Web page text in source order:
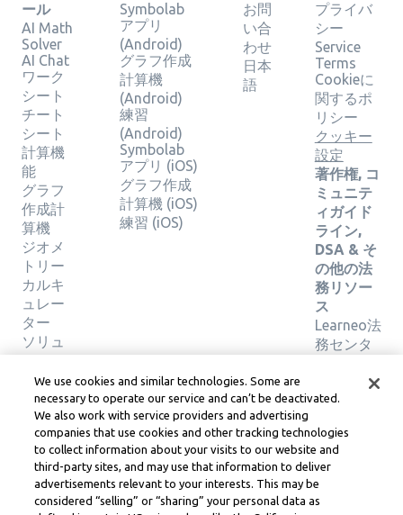
ール
AI Math
Solver
AI Chat
ワーク
シート
チート
シート
計算機
能
グラフ
作成計
算機
ジオメ
トリー
カルキ
ュレー
ター
ソリュ
ーショ
ンの検
証
Symbolab
アプリ
(Android)
グラフ作成
計算機
(Android)
練習
(Android)
Symbolab
アプリ (iOS)
グラフ作成
計算機 (iOS)
練習 (iOS)
お問
い合
わせ
日本
語
プライバ
シー
Service
Terms
Cookieに
関するポ
リシー
クッキー
設定
著作権, コ
ミュニテ
ィガイド
ライン,
DSA & そ
の他の法
務リソー
ス
Learneo法
務センタ
サービス
Symbolab, a Learneo, Inc. business
© Learneo, Inc. 2024
We use cookies and similar technologies. Some are
necessary to operate our service and can’t be deactivated.
We also work with service providers and advertising
companies that use cookies and other tracking technologies
to collect information about your visits to our website and
third-party sites, and may use that information to deliver
advertisements relevant to your interests. This may be
considered “selling” or “sharing” your personal data as